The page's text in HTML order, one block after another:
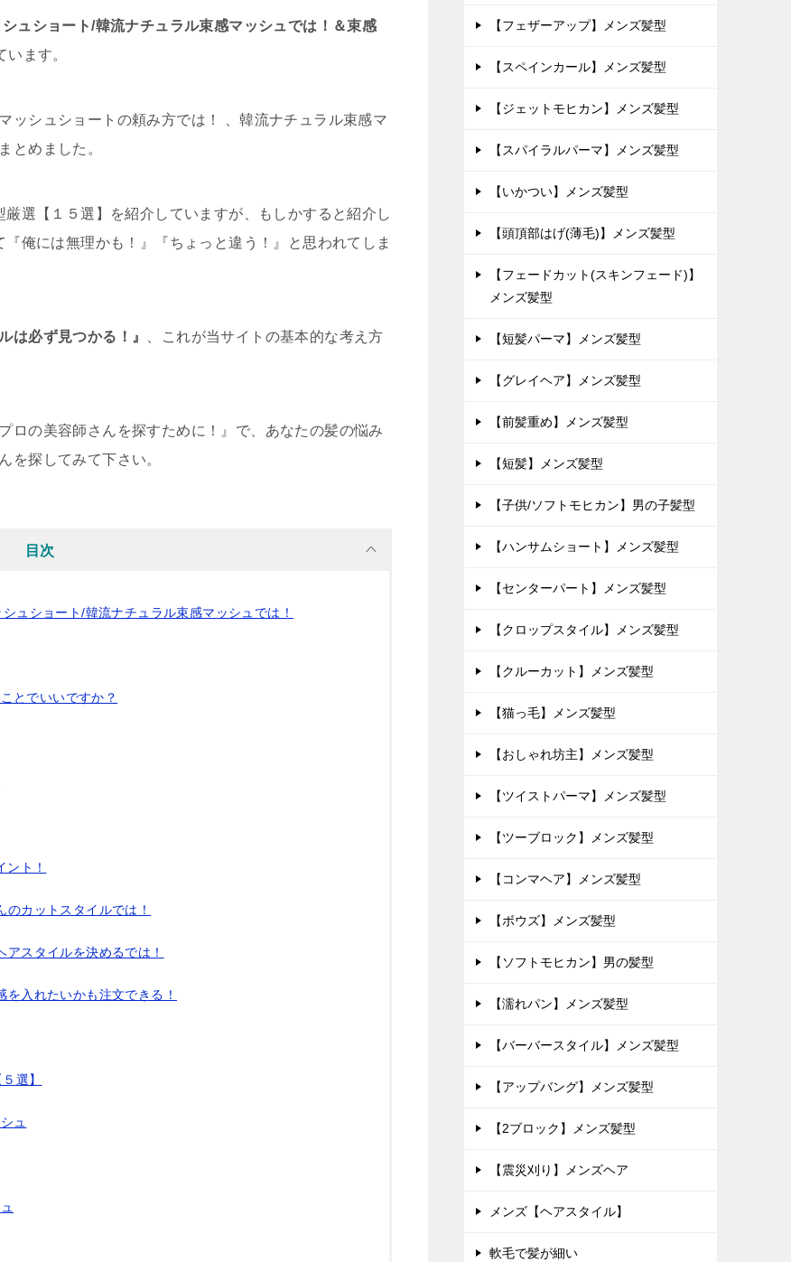
ュショート/韓流ナチュラル束感マッシュでは！＆束感
います。
ッシュショートの頼み方では！ 、韓流ナチュラル束感マ
とめました。
選【１５選】を紹介していますが、もしかすると紹介し
俺には無理かも！』『ちょっと違う！』と思われてしま
は必ず見つかる！』
、これが当サイトの基本的な考え方
ロの美容師さんを探すために！』で、あなたの髪の悩み
を探してみて下さい。
目次
ュショート/韓流ナチュラル束感マッシュでは！
とでいいですか？
ト！
カットスタイルでは！
スタイルを決めるでは！
入れたいかも注文できる！
選】
ュ
【フェザーアップ】メンズ髪型
【スペインカール】メンズ髪型
【ジェットモヒカン】メンズ髪型
【スパイラルパーマ】メンズ髪型
【いかつい】メンズ髪型
【頭頂部はげ(薄毛)】メンズ髪型
【フェードカット(スキンフェード)】
メンズ髪型
【短髪パーマ】メンズ髪型
【グレイヘア】メンズ髪型
【前髪重め】メンズ髪型
【短髪】メンズ髪型
【子供/ソフトモヒカン】男の子髪型
【ハンサムショート】メンズ髪型
【センターパート】メンズ髪型
【クロップスタイル】メンズ髪型
【クルーカット】メンズ髪型
【猫っ毛】メンズ髪型
【おしゃれ坊主】メンズ髪型
【ツイストパーマ】メンズ髪型
【ツーブロック】メンズ髪型
【コンマヘア】メンズ髪型
【ボウズ】メンズ髪型
【ソフトモヒカン】男の髪型
【濡れパン】メンズ髪型
【バーバースタイル】メンズ髪型
【アップバング】メンズ髪型
【2ブロック】メンズ髪型
【震災刈り】メンズヘア
メンズ【ヘアスタイル】
軟毛で髪が細い